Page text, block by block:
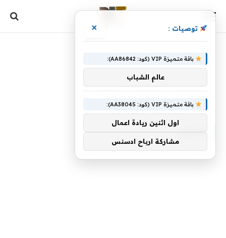
الرئيسية »صخورا
صخورا
توصيات : ×
باقة متميزة VIP (كود: AA86842):
عالم الشباب
باقة متميزة VIP (كود: AA38045):
اول اثنين ريادة اعمال
مشاركة ارباح ادسنس